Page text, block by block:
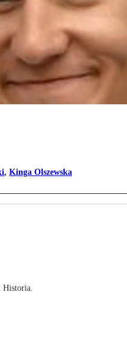
, Kinga Olszewska
Historia.